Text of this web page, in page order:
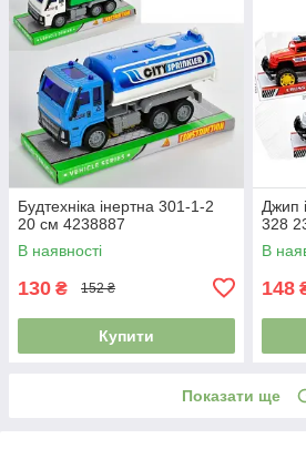
Будтехніка інертна 301-1-2
20 см 4238887
В наявності
130 ₴ 152 ₴
Купити
Джип
328
В
148
Показати ще